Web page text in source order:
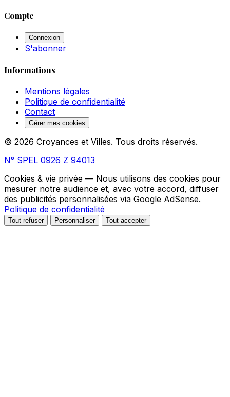
Compte
Connexion
S'abonner
Informations
Mentions légales
Politique de confidentialité
Contact
Gérer mes cookies
© 2026 Croyances et Villes. Tous droits réservés.
N° SPEL 0926 Z 94013
Cookies & vie privée — Nous utilisons des cookies pour
mesurer notre audience et, avec votre accord, diffuser
des publicités personnalisées via Google AdSense.
Politique de confidentialité
Tout refuser Personnaliser Tout accepter